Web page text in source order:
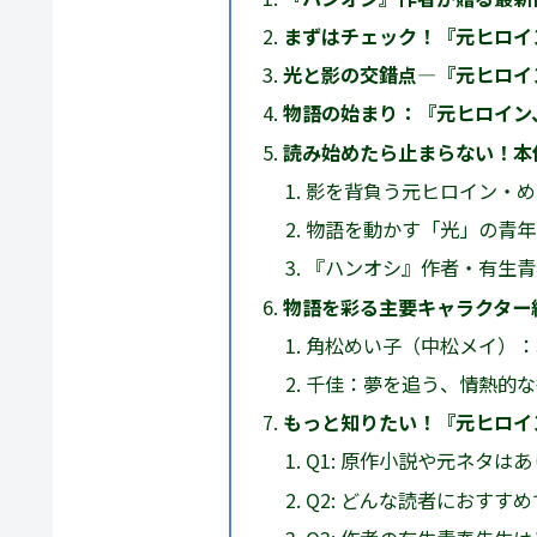
まずはチェック！『元ヒロ
光と影の交錯点―『元ヒロ
物語の始まり：『元ヒロイ
読み始めたら止まらない！
影を背負う元ヒロイン・
物語を動かす「光」の青
『ハンオシ』作者・有生
物語を彩る主要キャラクター
角松めい子（中松メイ）
千佳：夢を追う、情熱的
もっと知りたい！『元ヒロ
Q1: 原作小説や元ネタはあ
Q2: どんな読者におすすめ